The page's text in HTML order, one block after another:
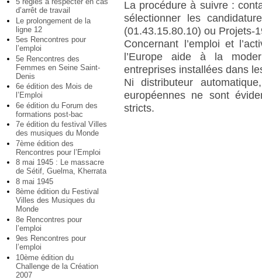
d’arrêt de travail
Le prolongement de la
ligne 12
5es Rencontres pour
l’emploi
5e Rencontres des
Femmes en Seine Saint-
Denis
6e édition des Mois de
l’Emploi
6e édition du Forum des
formations post-bac
7e édition du festival Villes
des musiques du Monde
7ème édition des
Rencontres pour l’Emploi
8 mai 1945 : Le massacre
de Sétif, Guelma, Kherrata
8 mai 1945
8ème édition du Festival
Villes des Musiques du
Monde
8e Rencontres pour
l’emploi
9es Rencontres pour
l’emploi
10ème édition du
Challenge de la Création
2007
La procédure à suivre :
sélectionner les
(01.43.15.80.10) ou Projets-
Concernant l’emploi et
l’Europe aide à la
entreprises installées dans
Ni distributeur
européennes ne sont
stricts.